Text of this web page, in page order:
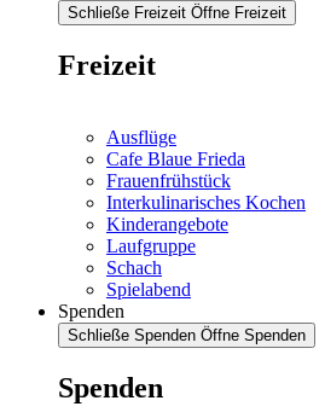
Schließe Freizeit Öffne Freizeit
Freizeit
Ausflüge
Cafe Blaue Frieda
Frauenfrühstück
Interkulinarisches Kochen
Kinderangebote
Laufgruppe
Schach
Spielabend
Spenden
Schließe Spenden Öffne Spenden
Spenden